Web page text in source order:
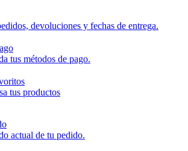
devoluciones y fechas de entrega.
tus métodos de pago.
tus productos
actual de tu pedido.